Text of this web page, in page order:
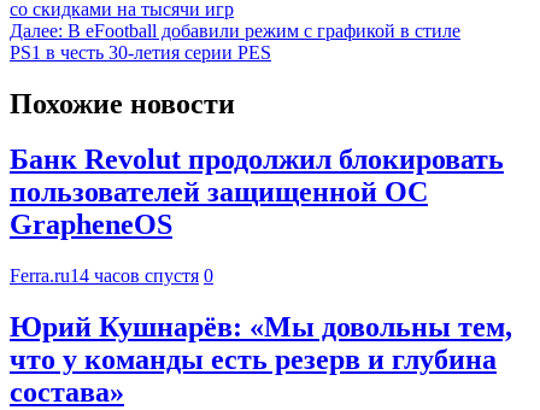
со скидками на тысячи игр
Далее: В eFootball добавили режим с графикой в стиле
PS1 в честь 30-летия серии PES
Похожие новости
Банк Revolut продолжил блокировать
пользователей защищенной ОС
GrapheneOS
Ferra.ru14 часов спустя 0
Юрий Кушнарёв: «Мы довольны тем,
что у команды есть резерв и глубина
состава»